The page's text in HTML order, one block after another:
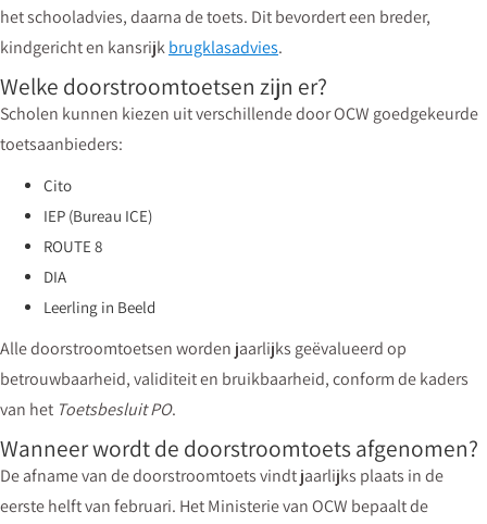
het schooladvies, daarna de toets. Dit bevordert een breder,
kindgericht en kansrijkbrugklasadvies.
Welke doorstroomtoetsen zijn er?
Scholen kunnen kiezen uit verschillende door OCW goedgekeurde
toetsaanbieders:
Cito
IEP (Bureau ICE)
ROUTE 8
DIA
Leerling in Beeld
Alle doorstroomtoetsen worden jaarlijks geëvalueerd op
betrouwbaarheid, validiteit en bruikbaarheid, conform de kaders
van het Toetsbesluit PO.
Wanneer wordt de doorstroomtoets afgenomen?
De afname van de doorstroomtoets vindt jaarlijks plaats in de
eerste helft van februari. Het Ministerie van OCW bepaalt de